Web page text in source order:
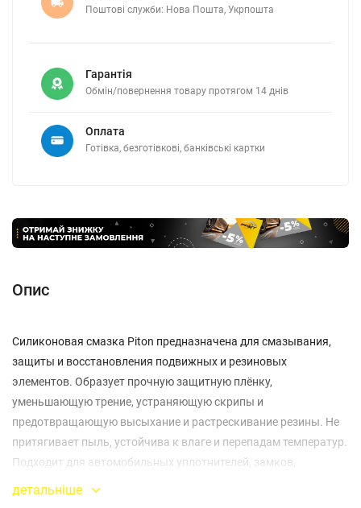
Поштові служби: Нова Пошта, Укрпошта
Гарантія
Обмін/повернення товару протягом 14 днів
Оплата
Готівка, безготівкові, банківські картки
Опис
Силиконовая смазка Piton предназначена для смазывания,
защиты и восстановления подвижных и резиновых
элементов. Образует прочную защитную плёнку,
уменьшающую трение, устраняющую скрипы и
предотвращающую высыхание и растрескивание резины. Не
притягивает пыль, устойчива к влаге и перепадам температур.
Подходит для автомобильных уплотнителей, замков,
направляющих, пластиковых деталей и бытового применения.
детальніше